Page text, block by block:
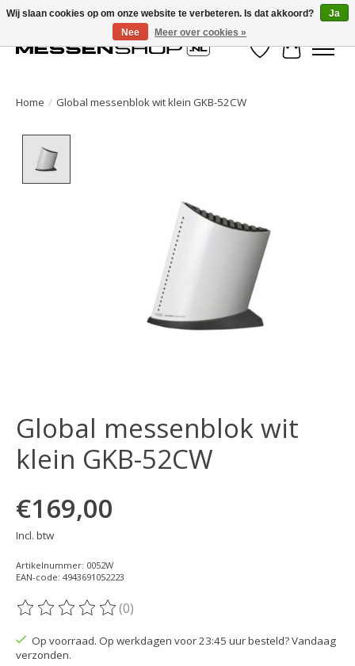
Verlanglijst
Home / Global messenblok wit klein GKB-52CW
Global messenblok wit
klein GKB-52CW
€169,00
Incl. btw
Artikelnummer: 0052W
EAN-code: 4943691052223
De beoordeling van dit product is
(0)
Op voorraad. Op werkdagen voor 23:45 uur besteld? Vandaag
verzonden.
Wij slaan cookies op om onze website te verbeteren. Is dat akkoord?
Ja
Nee
Meer over cookies »